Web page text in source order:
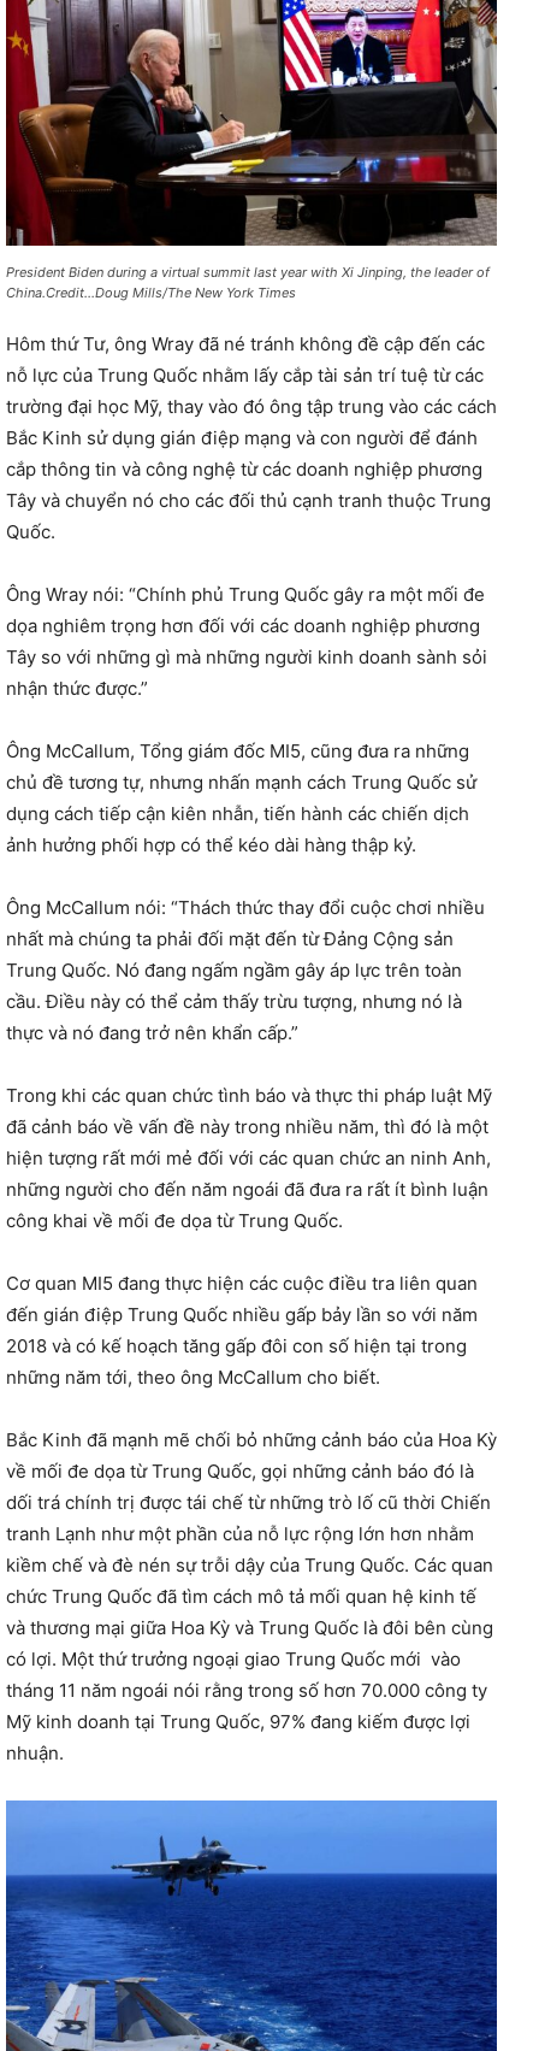
President Biden during a virtual summit last year with Xi Jinping, the leader of
China.Credit…Doug Mills/The New York Times
Hôm thứ Tư, ông Wray đã né tránh không đề cập đến các
nỗ lực của Trung Quốc nhằm lấy cắp tài sản trí tuệ từ các
trường đại học Mỹ, thay vào đó ông tập trung vào các cách
Bắc Kinh sử dụng gián điệp mạng và con người để đánh
cắp thông tin và công nghệ từ các doanh nghiệp phương
Tây và chuyển nó cho các đối thủ cạnh tranh thuộc Trung
Quốc.
Ông Wray nói: “Chính phủ Trung Quốc gây ra một mối đe
dọa nghiêm trọng hơn đối với các doanh nghiệp phương
Tây so với những gì mà những người kinh doanh sành sỏi
nhận thức được.”
Ông McCallum, Tổng giám đốc MI5, cũng đưa ra những
chủ đề tương tự, nhưng nhấn mạnh cách Trung Quốc sử
dụng cách tiếp cận kiên nhẫn, tiến hành các chiến dịch
ảnh hưởng phối hợp có thể kéo dài hàng thập kỷ.
Ông McCallum nói: “Thách thức thay đổi cuộc chơi nhiều
nhất mà chúng ta phải đối mặt đến từ Đảng Cộng sản
Trung Quốc. Nó đang ngấm ngầm gây áp lực trên toàn
cầu. Điều này có thể cảm thấy trừu tượng, nhưng nó là
thực và nó đang trở nên khẩn cấp.”
Trong khi các quan chức tình báo và thực thi pháp luật Mỹ
đã cảnh báo về vấn đề này trong nhiều năm, thì đó là một
hiện tượng rất mới mẻ đối với các quan chức an ninh Anh,
những người cho đến năm ngoái đã đưa ra rất ít bình luận
công khai về mối đe dọa từ Trung Quốc.
Cơ quan MI5 đang thực hiện các cuộc điều tra liên quan
đến gián điệp Trung Quốc nhiều gấp bảy lần so với năm
2018 và có kế hoạch tăng gấp đôi con số hiện tại trong
những năm tới, theo ông McCallum cho biết.
Bắc Kinh đã mạnh mẽ chối bỏ những cảnh báo của Hoa Kỳ
về mối đe dọa từ Trung Quốc, gọi những cảnh báo đó là
dối trá chính trị được tái chế từ những trò lố cũ thời Chiến
tranh Lạnh như một phần của nỗ lực rộng lớn hơn nhằm
kiềm chế và đè nén sự trỗi dậy của Trung Quốc. Các quan
chức Trung Quốc đã tìm cách mô tả mối quan hệ kinh tế
và thương mại giữa Hoa Kỳ và Trung Quốc là đôi bên cùng
có lợi. Một thứ trưởng ngoại giao Trung Quốc mới vào
tháng 11 năm ngoái nói rằng trong số hơn 70.000 công ty
Mỹ kinh doanh tại Trung Quốc, 97% đang kiếm được lợi
nhuận.